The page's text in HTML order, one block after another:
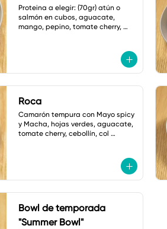
Proteina a elegir: (70gr) atún o
salmón en cubos, aguacate,
mango, pepino, tomate cherry,
Roca
Camarón tempura con Mayo spicy
y Macha, hojas verdes, aguacate,
tomate cherry, cebollín, col
Bowl de temporada
"Summer Bowl"